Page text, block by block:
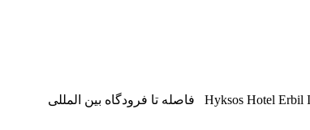
نظرات مسافران درباره کیفیت هتل هیکسوس اربیل عراق کردستان عراق Hyksos Hotel Erbil Iraq فاصله تا فرودگاه بین المللی